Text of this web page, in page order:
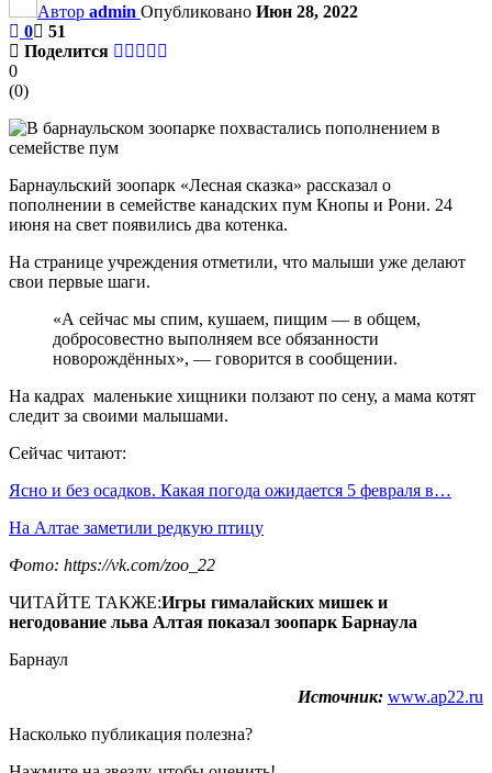
Автор admin Опубликовано Июн 28, 2022
0
51
Поделится
0
(0)
Барнаульский зоопарк «Лесная сказка» рассказал о
пополнении в семействе канадских пум Кнопы и Рони. 24
июня на свет появились два котенка.
На странице учреждения отметили, что малыши уже делают
свои первые шаги.
«А сейчас мы спим, кушаем, пищим — в общем,
добросовестно выполняем все обязанности
новорождённых», — говорится в сообщении.
На кадрах маленькие хищники ползают по сену, а мама котят
следит за своими малышами.
Сейчас читают:
Ясно и без осадков. Какая погода ожидается 5 февраля в…
На Алтае заметили редкую птицу
Фото: https://vk.com/zoo_22
ЧИТАЙТЕ ТАКЖЕ:Игры гималайских мишек и
негодование льва Алтая показал зоопарк Барнаула
Барнаул
Источник: www.ap22.ru
Насколько публикация полезна?